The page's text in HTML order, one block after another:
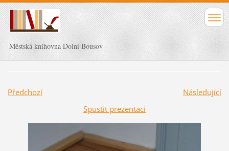
Městská knihovna Dolní Bousov
Předchozí
Následující
Spustit prezentaci